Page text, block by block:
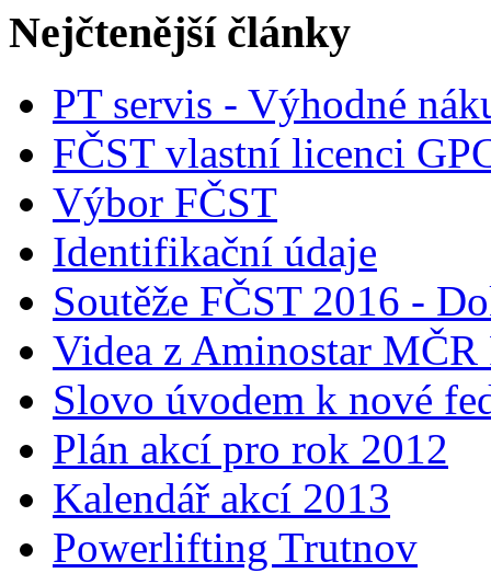
Nejčtenější články
PT servis - Výhodné
FČST vlastní licenci
Výbor FČST
Identifikační údaje
Soutěže FČST 2016 -
Videa z Aminostar MČR
Slovo úvodem k nové
Plán akcí pro rok 2012
Kalendář akcí 2013
Powerlifting Trutnov